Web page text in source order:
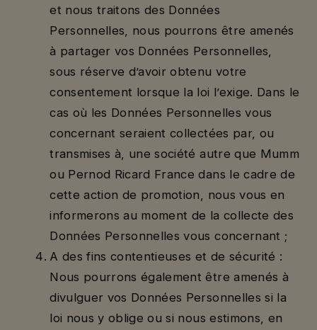
et nous traitons des Données
Personnelles, nous pourrons être amenés
à partager vos Données Personnelles,
sous réserve d’avoir obtenu votre
consentement lorsque la loi l’exige. Dans le
cas où les Données Personnelles vous
concernant seraient collectées par, ou
transmises à, une société autre que Mumm
ou Pernod Ricard France dans le cadre de
cette action de promotion, nous vous en
informerons au moment de la collecte des
Données Personnelles vous concernant ;
A des fins contentieuses et de sécurité :
Nous pourrons également être amenés à
divulguer vos Données Personnelles si la
loi nous y oblige ou si nous estimons, en